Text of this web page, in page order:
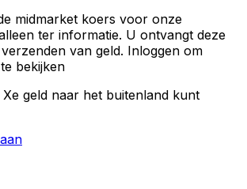
midmarket koers voor onze
ter informatie. U ontvangt deze
van geld. Inloggen om
bekijken
Xe geld naar het buitenland kunt